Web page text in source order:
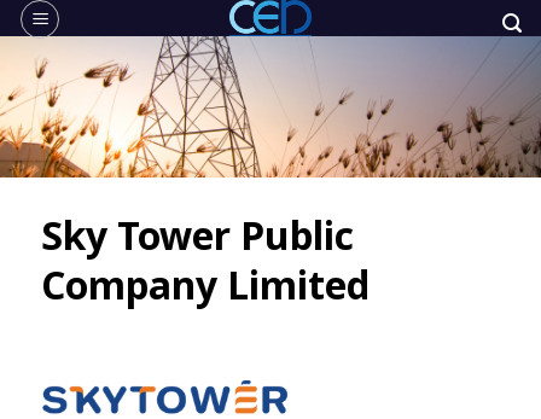
Skip
to
content
Sky Tower Public
Company Limited